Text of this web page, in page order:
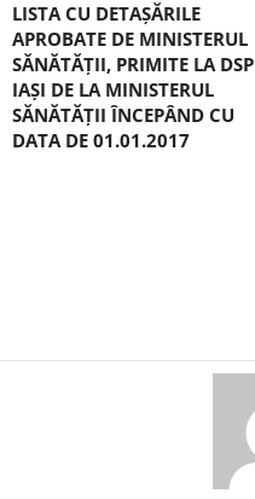
LISTA CU DETAȘĂRILE
APROBATE DE MINISTERUL
SĂNĂTĂȚII, PRIMITE LA DSP
IAȘI DE LA MINISTERUL
SĂNĂTĂȚII ÎNCEPÂND CU
DATA DE 01.01.2017